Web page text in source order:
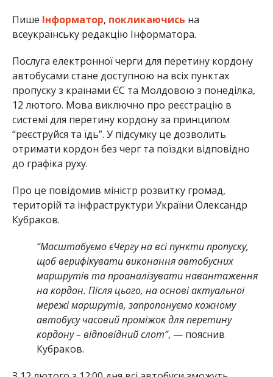
Пише Інформатор, покликаючись на
всеукраїнську редакцію Інформатора.
Послуга електронної черги для перетину кордону
автобусами стане доступною на всіх пунктах
пропуску з країнами ЄС та Молдовою з понеділка,
12 лютого. Мова виключно про реєстрацію в
системі для перетину кордону за принципом
“реєструйся та їдь”. У підсумку це дозволить
отримати кордон без черг та поїздки відповідно
до графіка руху.
Про це повідомив міністр розвитку громад,
територій та інфраструктури України Олександр
Кубраков.
“Масштабуємо єЧергу на всі пункти пропуску,
щоб верифікувати виконання автобусних
маршрутів та проаналізувати навантаження
на кордон. Після цього, на основі актуальної
мережі маршрутів, запропонуємо кожному
автобусу часовий проміжок для перетину
кордону – відповідний слот”, — пояснив
Кубраков.